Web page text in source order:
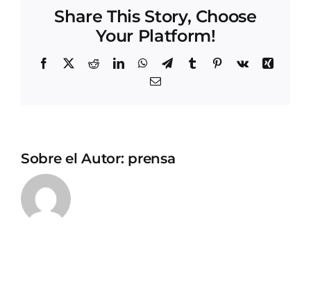
Share This Story, Choose
Your Platform!
Facebook
X RedditLinkedInWhatsApp
TelegramTumblrPinterest
Vk
Xing
Correo
Sobre el Autor: prensa